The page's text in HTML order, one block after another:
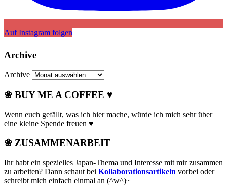
Auf Instagram folgen
Archive
Archive
❀ BUY ME A COFFEE ♥
Wenn euch gefällt, was ich hier mache, würde ich mich sehr über
eine kleine Spende freuen ♥
❀ ZUSAMMENARBEIT
Ihr habt ein spezielles Japan-Thema und Interesse mit mir zusammen
zu arbeiten? Dann schaut bei Kollaborationsartikeln vorbei oder
schreibt mich einfach einmal an (^w^)~